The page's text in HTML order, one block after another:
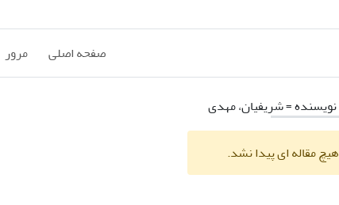
صفحه اصلی مرور
نویسنده =شریفیان، مهدی
هیچ مقاله ای پیدا نشد.